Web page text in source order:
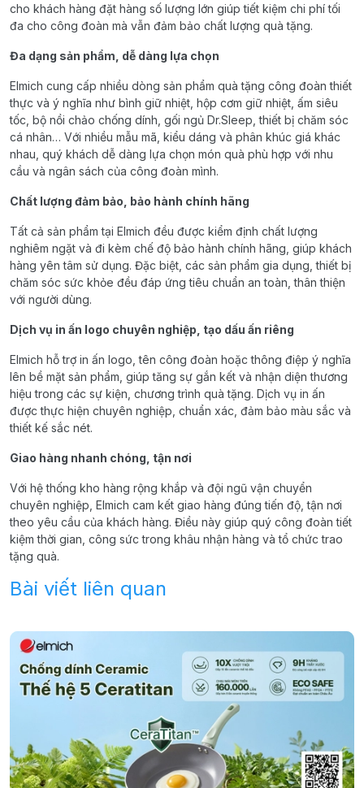
cho khách hàng đặt hàng số lượng lớn giúp tiết kiệm chi phí tối
đa cho công đoàn mà vẫn đảm bảo chất lượng quà tặng.
Đa dạng sản phẩm, dễ dàng lựa chọn
Elmich cung cấp nhiều dòng sản phẩm quà tặng công đoàn thiết
thực và ý nghĩa như bình giữ nhiệt, hộp cơm giữ nhiệt, ấm siêu
tốc, bộ nồi chảo chống dính, gối ngủ Dr.Sleep, thiết bị chăm sóc
cá nhân… Với nhiều mẫu mã, kiểu dáng và phân khúc giá khác
nhau, quý khách dễ dàng lựa chọn món quà phù hợp với nhu
cầu và ngân sách của công đoàn mình.
Chất lượng đảm bảo, bảo hành chính hãng
Tất cả sản phẩm tại Elmich đều được kiểm định chất lượng
nghiêm ngặt và đi kèm chế độ bảo hành chính hãng, giúp khách
hàng yên tâm sử dụng. Đặc biệt, các sản phẩm gia dụng, thiết bị
chăm sóc sức khỏe đều đáp ứng tiêu chuẩn an toàn, thân thiện
với người dùng.
Dịch vụ in ấn logo chuyên nghiệp, tạo dấu ấn riêng
Elmich hỗ trợ in ấn logo, tên công đoàn hoặc thông điệp ý nghĩa
lên bề mặt sản phẩm, giúp tăng sự gắn kết và nhận diện thương
hiệu trong các sự kiện, chương trình quà tặng. Dịch vụ in ấn
được thực hiện chuyên nghiệp, chuẩn xác, đảm bảo màu sắc và
thiết kế sắc nét.
Giao hàng nhanh chóng, tận nơi
Với hệ thống kho hàng rộng khắp và đội ngũ vận chuyển
chuyên nghiệp, Elmich cam kết giao hàng đúng tiến độ, tận nơi
theo yêu cầu của khách hàng. Điều này giúp quý công đoàn tiết
kiệm thời gian, công sức trong khâu nhận hàng và tổ chức trao
tặng quà.
Bài viết liên quan